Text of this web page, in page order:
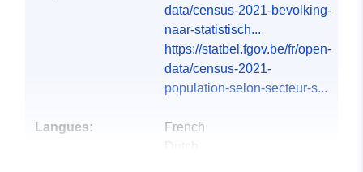
data/census-2021-bevolking-
naar-statistisch...
https://statbel.fgov.be/fr/open-
data/census-2021-
population-selon-secteur-s...
Langues:
French
Dutch